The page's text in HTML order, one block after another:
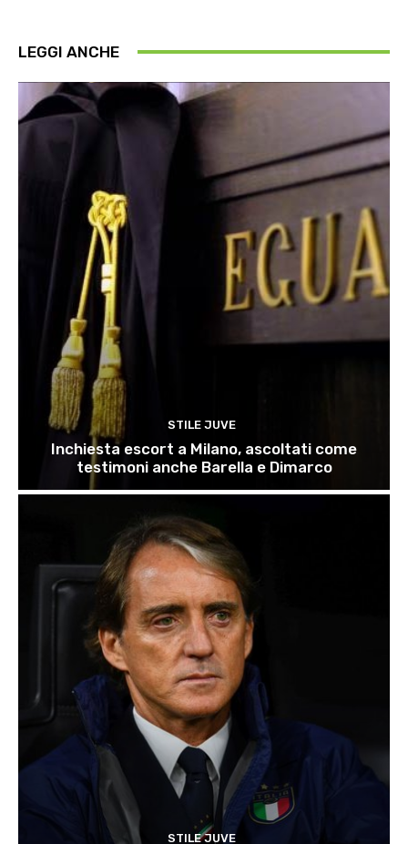
LEGGI ANCHE
STILE JUVE
Inchiesta escort a Milano, ascoltati come
testimoni anche Barella e Dimarco
STILE JUVE